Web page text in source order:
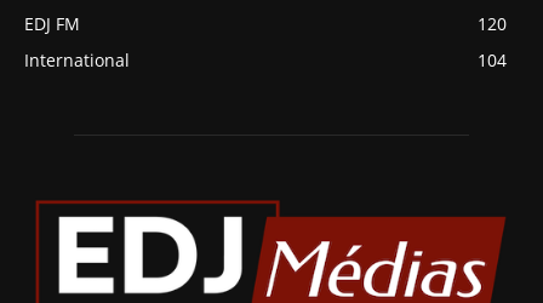
EDJ FM
120
International
104